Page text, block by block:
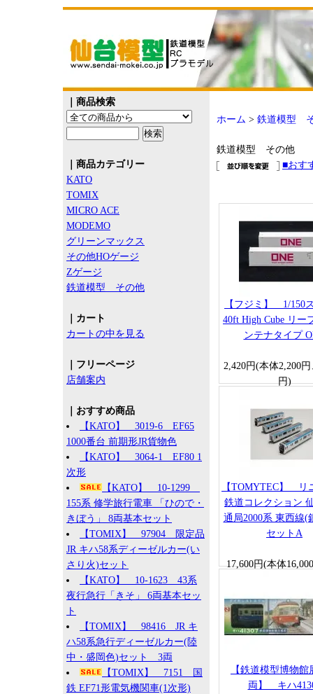
｜商品検索
｜商品カテゴリー
KATO
TOMIX
MICRO ACE
MODEMO
グリーンマックス
その他HOゲージ
Zゲージ
鉄道模型 その他
｜カート
カートの中を見る
｜フリーページ
店舗案内
｜おすすめ商品
【KATO】 3019-6 EF65
1000番台 前期形JR貨物色
【KATO】 3064-1 EF80 1
次形
【KATO】 10-1299
155系 修学旅行電車 「ひので・
きぼう」 8両基本セット
【TOMIX】 97904 限定品
JR キハ58系ディーゼルカー(い
さり火)セット
【KATO】 10-1623 43系
夜行急行「きそ」 6両基本セッ
ト
【TOMIX】 98416 JR キ
ハ58系急行ディーゼルカー(陸
中・盛岡色)セット 3両
【TOMIX】 7151 国
鉄 EF71形電気機関車(1次形)
ホーム > 鉄道模型
鉄道模型 その他
■おす
【フジミ】 1/150
40ft High Cube リー
ンテナタイプ
2,420円(本体2,200
円)
【TOMYTEC】 リ
鉄道コレクション
通局2000系 東西線(
セットA
17,600円(本体
【鉄道模型博物館
両】 キハ